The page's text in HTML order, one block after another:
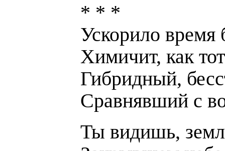
* * *
Ускорило время
Химичит, как
Гибридный,
Сравнявший с
Ты видишь,